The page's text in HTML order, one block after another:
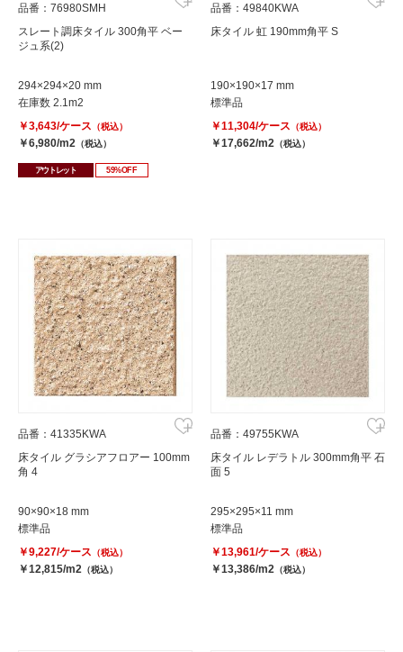
品番：76980SMH
スレート調床タイル 300角平 ベー
ジュ系(2)
294×294×20 mm
在庫数 2.1m2
￥3,643/ケース （税込）
￥6,980/m2 （税込）
アウトレット 59%OFF
品番：49840KWA
床タイル 虹 190mm角平 S
190×190×17 mm
標準品
￥11,304/ケース （税込）
￥17,662/m2 （税込）
品番：41335KWA
床タイル グラシアフロアー 100mm
角 4
90×90×18 mm
標準品
￥9,227/ケース （税込）
￥12,815/m2 （税込）
品番：49755KWA
床タイル レデラトル 300mm角平 石
面 5
295×295×11 mm
標準品
￥13,961/ケース （税込）
￥13,386/m2 （税込）